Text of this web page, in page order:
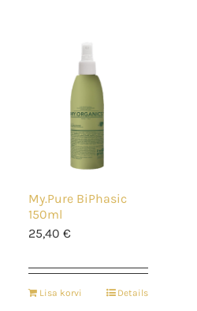
My.Pure BiPhasic
150ml
25,40 €
Lisa korvi Details